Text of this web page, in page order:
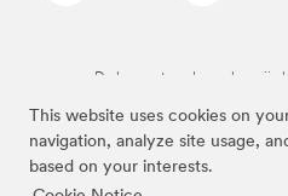
This website uses cookies on
navigation, analyze site usage,
based on your interests.
De bovenstaande merken zijn